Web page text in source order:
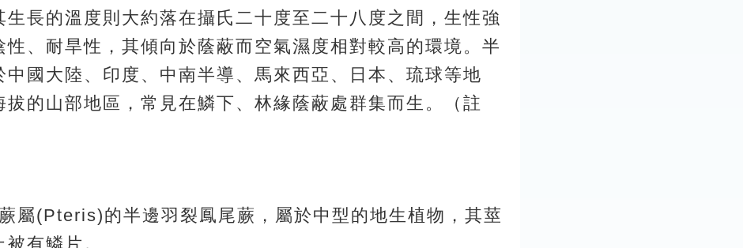
長的溫度則大約落在攝氏二十度至二十八度之間，生性強
、耐旱性，其傾向於蔭蔽而空氣濕度相對較高的環境。半
國大陸、印度、中南半導、馬來西亞、日本、琉球等地
的山部地區，常見在鱗下、林緣蔭蔽處群集而生。（註
屬(Pteris)的半邊羽裂鳳尾蕨，屬於中型的地生植物，其莖
有鱗片。